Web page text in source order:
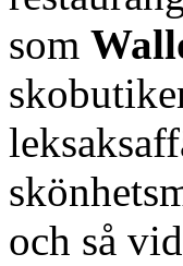
som
och så